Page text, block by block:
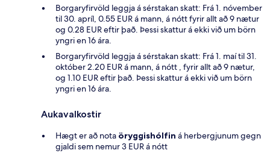
Borgaryfirvöld leggja á sérstakan skatt: Frá 1. nóvember
til 30. apríl, 0.55 EUR á mann, á nótt fyrir allt að 9 nætur
og 0.28 EUR eftir það. Þessi skattur á ekki við um börn
yngri en 16 ára.
Borgaryfirvöld leggja á sérstakan skatt: Frá 1. maí til 31.
október 2.20 EUR á mann, á nótt , fyrir allt að 9 nætur,
og 1.10 EUR eftir það. Þessi skattur á ekki við um börn
yngri en 16 ára.
Aukavalkostir
Hægt er að nota öryggishólfin á herbergjunum gegn
gjaldi sem nemur 3 EUR á nótt